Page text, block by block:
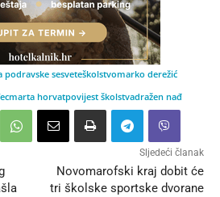
podravske sesveteškolstvomarko derežić
marta horvatpovijest školstvadražen nađ
Sljedeći članak
Novomarofski kraj dobit će
tri školske sportske dvorane